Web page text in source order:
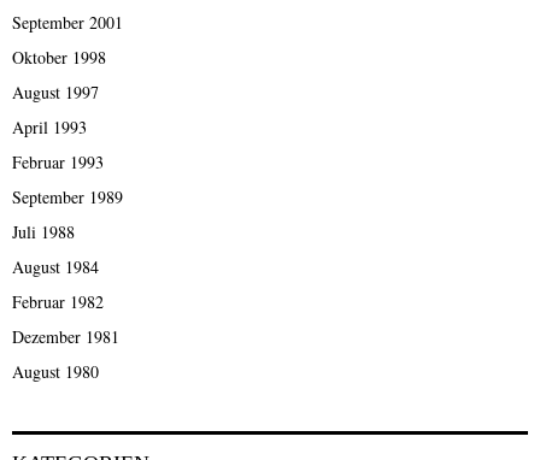
September 2001
Oktober 1998
August 1997
April 1993
Februar 1993
September 1989
Juli 1988
August 1984
Februar 1982
Dezember 1981
August 1980